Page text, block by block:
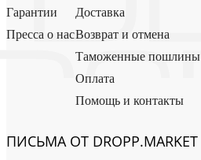
Гарантии
Пресса о нас
Доставка
Возврат и отмена
Таможенные пошлины
Оплата
Помощь и контакты
ПИСЬМА ОТ DROPP.MARKET